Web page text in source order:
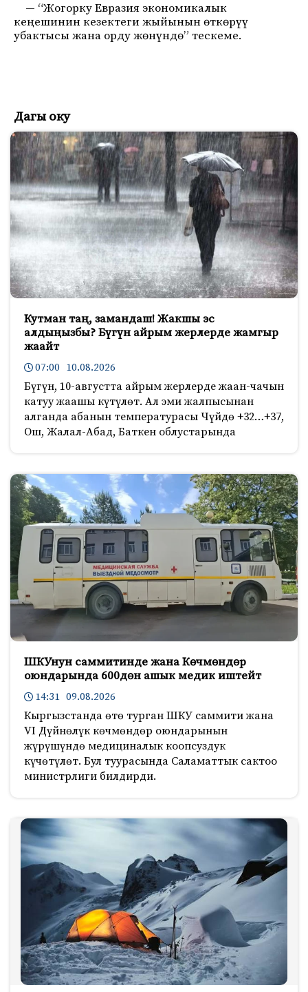
— “Жогорку Евразия экономикалык
кеңешинин кезектеги жыйынын өткөрүү
убактысы жана орду жөнүндө” тескеме.
Дагы оку
Кутман таң, замандаш! Жакшы эс
алдыңызбы? Бүгүн айрым жерлерде жамгыр
жаайт
07:00 10.08.2026
Бүгүн, 10-августта айрым жерлерде жаан-чачын
катуу жаашы күтүлөт. Ал эми жалпысынан
алганда абанын температурасы Чүйдө +32…+37,
Ош, Жалал-Абад, Баткен облустарында
ШКУнун саммитинде жана Көчмөндөр
оюндарында 600дөн ашык медик иштейт
14:31 09.08.2026
Кыргызстанда өтө турган ШКУ саммити жана
VI Дүйнөлүк көчмөндөр оюндарынын
жүрүшүндө медициналык коопсуздук
күчөтүлөт. Бул туурасында Саламаттык сактоо
министрлиги билдирди.